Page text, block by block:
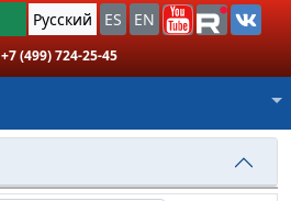
Русский ES EN
+7 (499) 724-25-45